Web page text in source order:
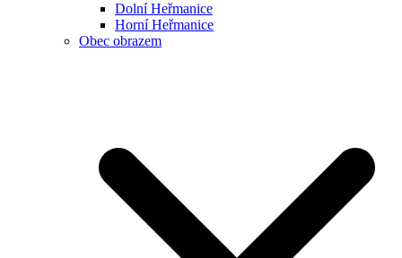
Dolní Heřmanice
Horní Heřmanice
Obec obrazem